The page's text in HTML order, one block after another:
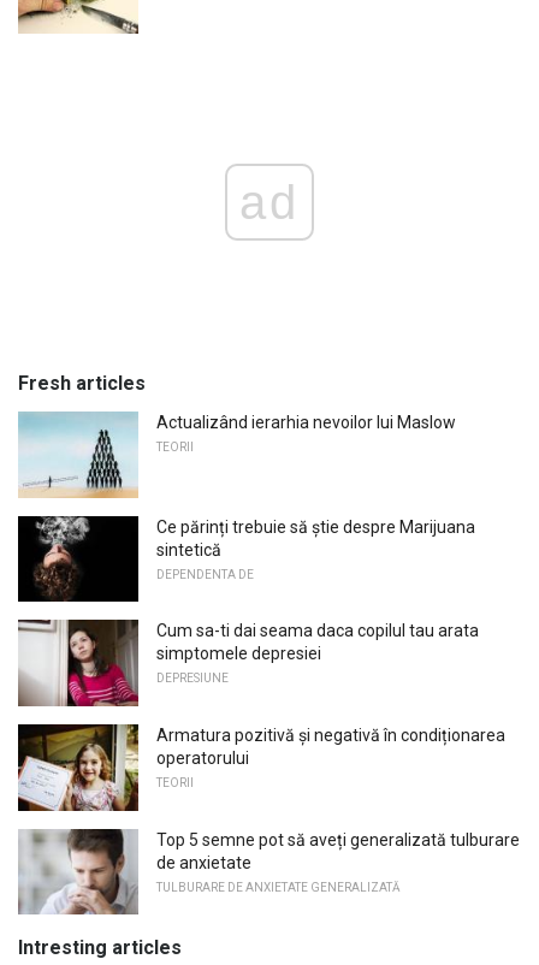
ad
Fresh articles
Actualizând ierarhia nevoilor lui Maslow
TEORII
Ce părinți trebuie să știe despre Marijuana
sintetică
DEPENDENTA DE
Cum sa-ti dai seama daca copilul tau arata
simptomele depresiei
DEPRESIUNE
Armatura pozitivă și negativă în condiționarea
operatorului
TEORII
Top 5 semne pot să aveți generalizată tulburare
de anxietate
TULBURARE DE ANXIETATE GENERALIZATĂ
Intresting articles